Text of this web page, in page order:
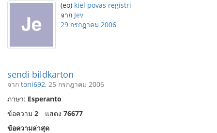
(eo) kiel povas registri
จาก Jev
29 กรกฎาคม 2006
sendi bildkarton
จาก toni692, 25 กรกฎาคม 2006
ภาษา: Esperanto
ข้อความ 2 แสดง 76677
ข้อความล่าสุด